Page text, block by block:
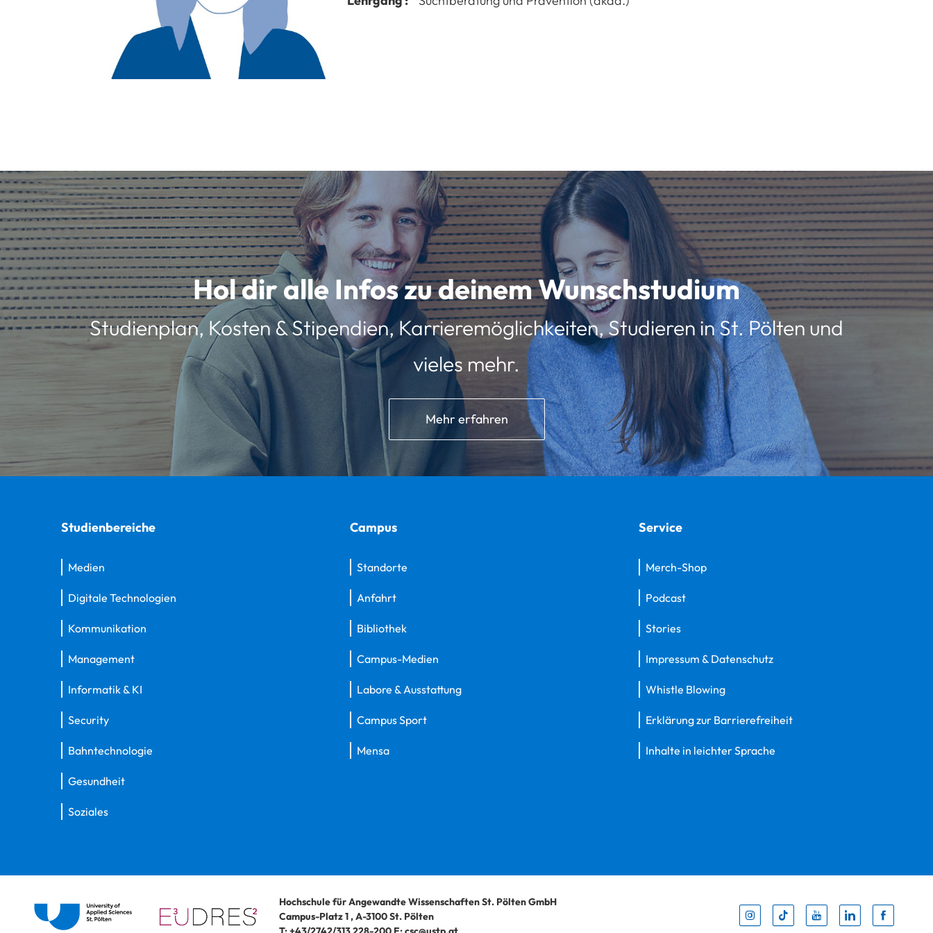
Hol dir alle Infos zu deinem Wunschstudium
Studienplan, Kosten & Stipendien, Karrieremöglichkeiten, Studieren in St. Pölten und
vieles mehr.
Mehr erfahren
Studienbereiche
Medien
Digitale Technologien
Kommunikation
Management
Informatik & KI
Security
Bahntechnologie
Gesundheit
Soziales
Campus
Standorte
Anfahrt
Bibliothek
Campus-Medien
Labore & Ausstattung
Campus Sport
Mensa
Service
Merch-Shop
Podcast
Stories
Impressum & Datenschutz
Whistle Blowing
Erklärung zur Barrierefreiheit
Inhalte in leichter Sprache
Hochschule für Angewandte Wissenschaften St. Pölten GmbH
Campus-Platz 1,A-3100St. Pölten